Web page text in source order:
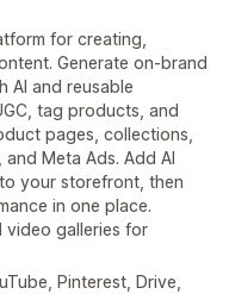
for creating,
Generate on-brand
AI and reusable
tag products, and
pages, collections,
Meta Ads. Add AI
your storefront, then
in one place.
video galleries for
Pinterest, Drive,